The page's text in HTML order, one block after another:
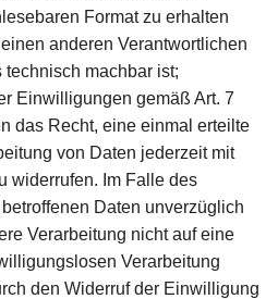
Format zu erhalten
anderen Verantwortlichen
machbar ist;
Einwilligungen gemäß Art. 7
das Recht, eine einmal erteilte
von Daten jederzeit mit
widerrufen. Im Falle des
Daten unverzüglich
Verarbeitung nicht auf eine
Verarbeitung
den Widerruf der Einwilligung